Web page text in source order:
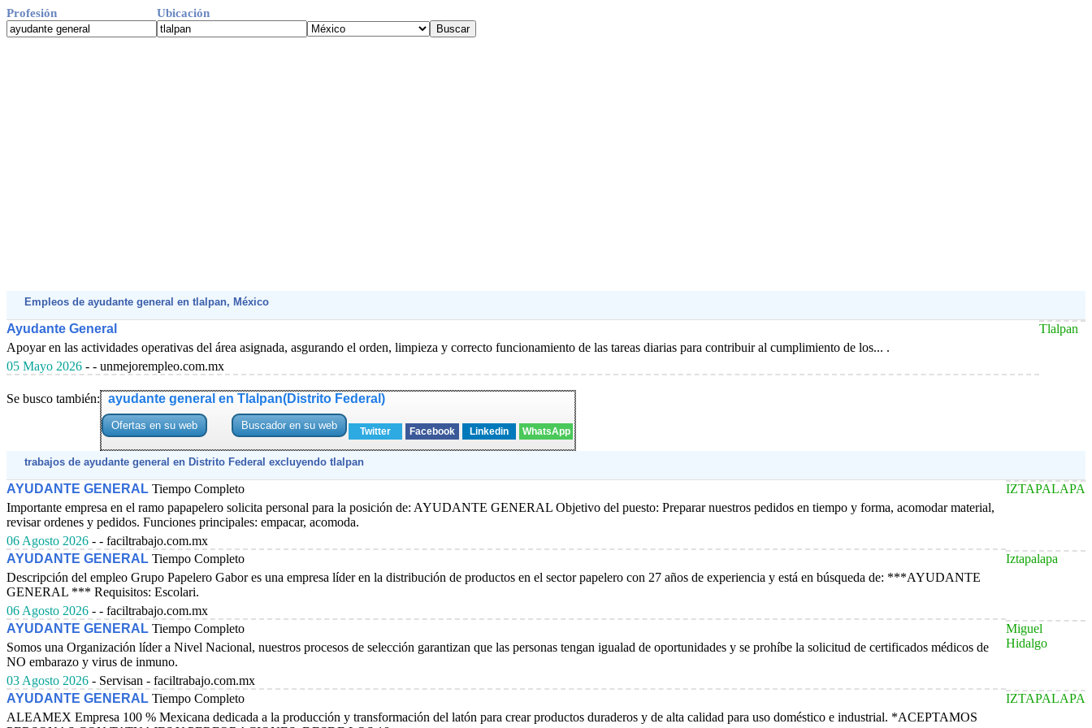
Profesión Ubicación
Empleos de ayudante general en tlalpan, México
Ayudante General
Apoyar en las actividades operativas del área asignada, asgurando el orden, limpieza y correcto funcionamiento de las tareas diarias para contribuir al cumplimiento de los... .
05 Mayo 2026 - - unmejorempleo.com.mx
Tlalpan
Se busco también: ayudante general en Tlalpan(Distrito Federal)
Twitter Facebook Linkedin WhatsApp
trabajos de ayudante general en Distrito Federal excluyendo tlalpan
AYUDANTE GENERAL Tiempo Completo
Importante empresa en el ramo papapelero solicita personal para la posición de: AYUDANTE GENERAL Objetivo del puesto: Preparar nuestros pedidos en tiempo y forma, acomodar material,
revisar ordenes y pedidos. Funciones principales: empacar, acomoda.
06 Agosto 2026 - - faciltrabajo.com.mx
IZTAPALAPA
AYUDANTE GENERAL Tiempo Completo
Descripción del empleo Grupo Papelero Gabor es una empresa líder en la distribución de productos en el sector papelero con 27 años de experiencia y está en búsqueda de: ***AYUDANTE
GENERAL *** Requisitos: Escolari.
06 Agosto 2026 - - faciltrabajo.com.mx
Iztapalapa
AYUDANTE GENERAL Tiempo Completo
Somos una Organización líder a Nivel Nacional, nuestros procesos de selección garantizan que las personas tengan igualad de oportunidades y se prohíbe la solicitud de certificados médicos de
NO embarazo y virus de inmuno.
03 Agosto 2026 - Servisan - faciltrabajo.com.mx
Miguel
Hidalgo
AYUDANTE GENERAL Tiempo Completo
ALEAMEX Empresa 100 % Mexicana dedicada a la producción y transformación del latón para crear productos duraderos y de alta calidad para uso doméstico e industrial. *ACEPTAMOS
IZTAPALAPA